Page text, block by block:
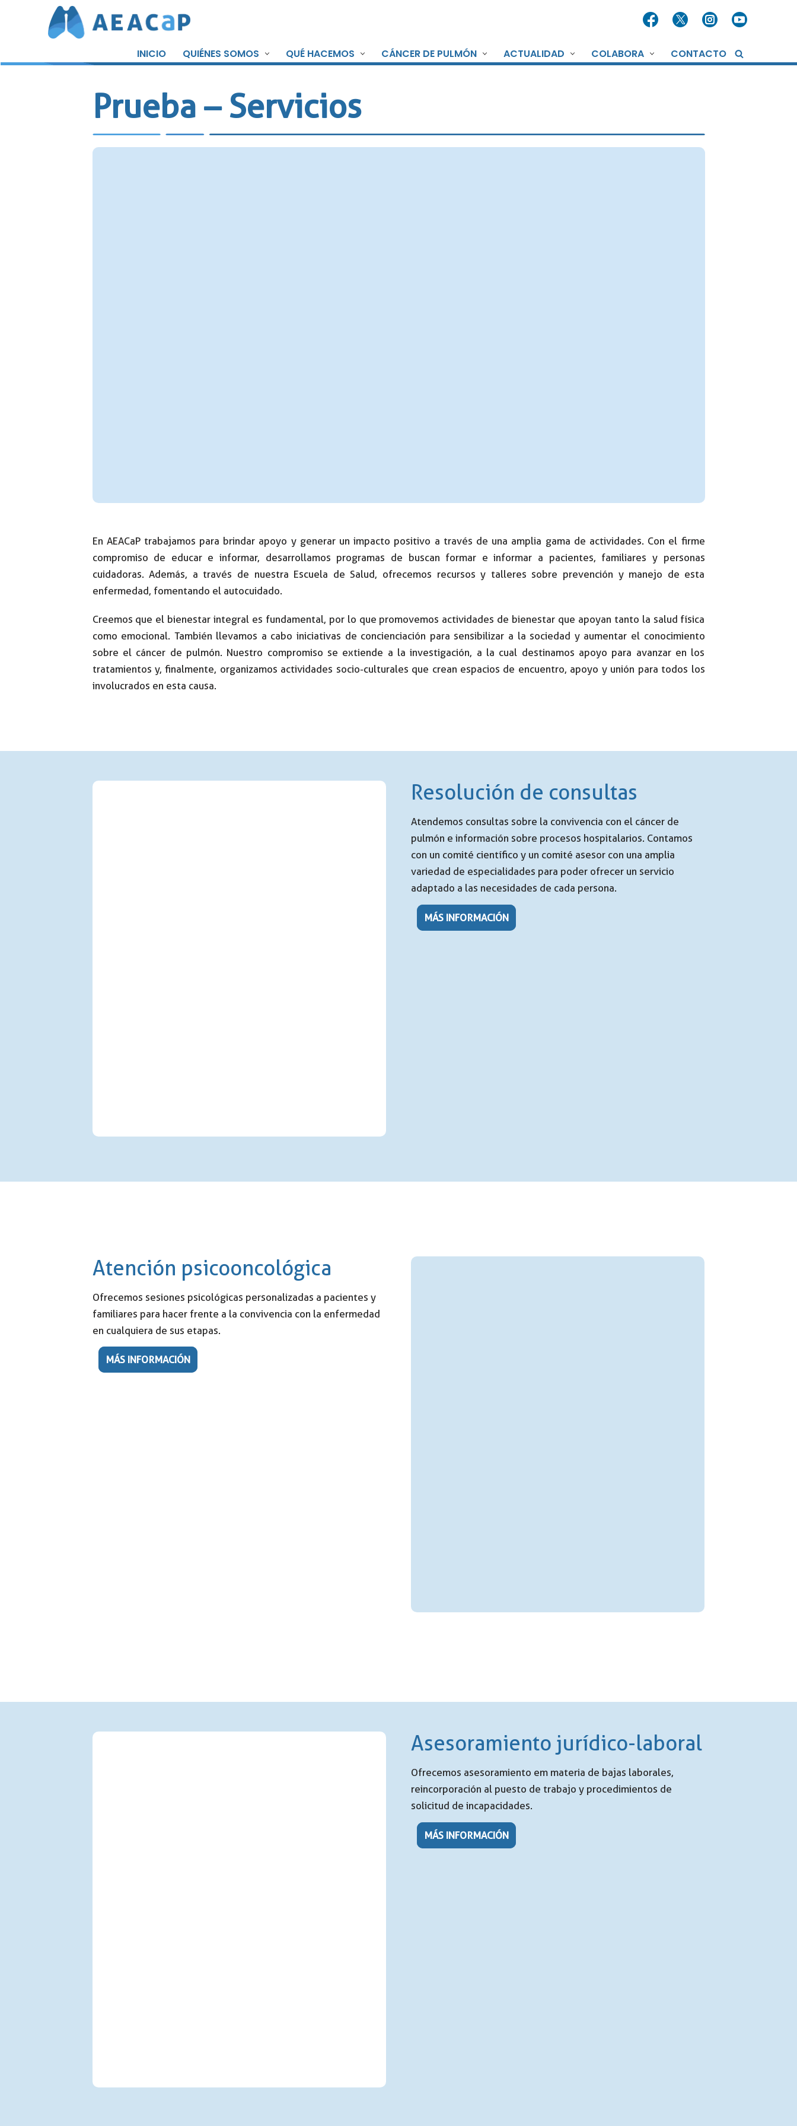
contenido
INICIO QUIÉNES SOMOS QUÉ HACEMOS CÁNCER DE PULMÓN ACTUALIDAD COLABORA CONTACTO
Prueba – Servicios
En AEACaP trabajamos para brindar apoyo y generar un impacto positivo a través de una amplia gama de actividades. Con el firme
compromiso de educar e informar, desarrollamos programas de buscan formar e informar a pacientes, familiares y personas
cuidadoras. Además, a través de nuestra Escuela de Salud, ofrecemos recursos y talleres sobre prevención y manejo de esta
enfermedad, fomentando el autocuidado.
Creemos que el bienestar integral es fundamental, por lo que promovemos actividades de bienestar que apoyan tanto la salud física
como emocional. También llevamos a cabo iniciativas de concienciación para sensibilizar a la sociedad y aumentar el conocimiento
sobre el cáncer de pulmón. Nuestro compromiso se extiende a la investigación, a la cual destinamos apoyo para avanzar en los
tratamientos y, finalmente, organizamos actividades socio-culturales que crean espacios de encuentro, apoyo y unión para todos los
involucrados en esta causa.
Resolución de consultas
Atendemos consultas sobre la convivencia con el cáncer de
pulmón e información sobre procesos hospitalarios. Contamos
con un comité científico y un comité asesor con una amplia
variedad de especialidades para poder ofrecer un servicio
adaptado a las necesidades de cada persona.
MÁS INFORMACIÓN
Atención psicooncológica
Ofrecemos sesiones psicológicas personalizadas a pacientes y
familiares para hacer frente a la convivencia con la enfermedad
en cualquiera de sus etapas.
MÁS INFORMACIÓN
Asesoramiento jurídico-laboral
Ofrecemos asesoramiento em materia de bajas laborales,
reincorporación al puesto de trabajo y procedimientos de
solicitud de incapacidades.
MÁS INFORMACIÓN